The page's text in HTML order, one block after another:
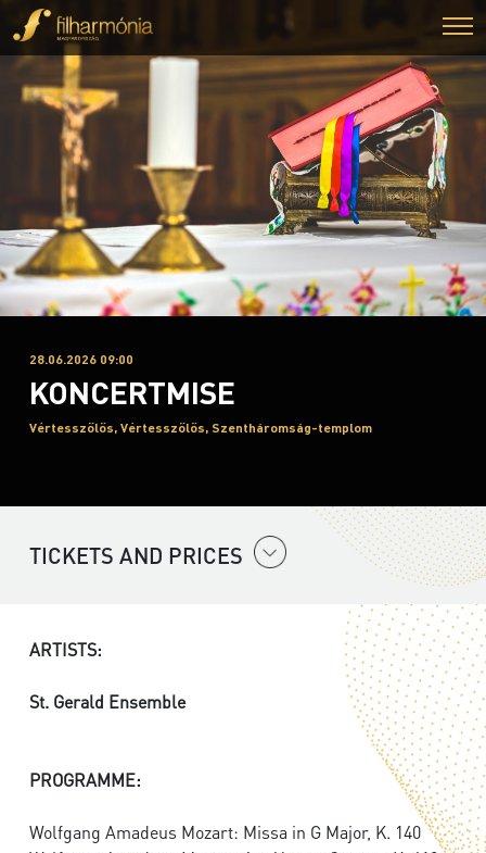
28.06.2026 09:00
KONCERTMISE
Vértesszőlős, Vértesszőlős, Szentháromság-templom
TICKETS AND PRICES
ARTISTS:
St. Gerald Ensemble
PROGRAMME:
Wolfgang Amadeus Mozart: Missa in G Major, K. 140